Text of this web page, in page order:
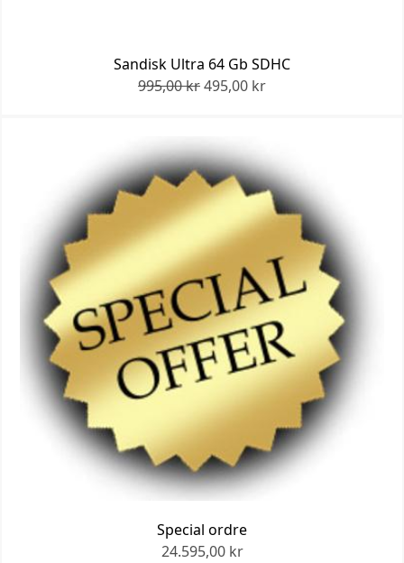
Sandisk Ultra 64 Gb SDHC
995,00 kr495,00 kr
Special ordre
24.595,00 kr